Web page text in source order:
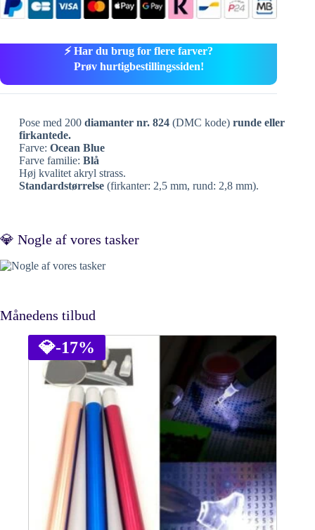
⚡ Har du brug for flere farver?
Prøv hurtigbestillingssiden!
Pose med 200 diamanter nr. 824(DMC kode) runde eller
firkantede.
Farve: Ocean Blue
Farve familie: Blå
Høj kvalitet akryl strass.
Standardstørrelse(firkanter: 2,5 mm, rund: 2,8 mm).
💎 Nogle af vores tasker
Månedens tilbud
💎-17%